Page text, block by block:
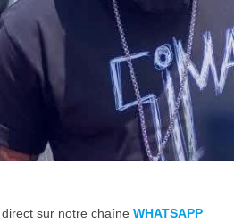
sur notre chaîne WHATSAPP